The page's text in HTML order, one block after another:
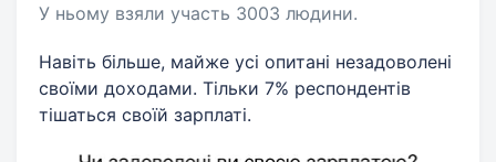
У ньому взяли участь 3003 людини.
Навіть більше, майже усі опитані незадоволені
своїми доходами. Тільки 7% респондентів
тішаться своїй зарплаті.